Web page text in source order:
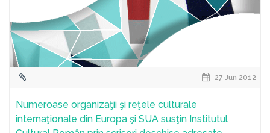
27 Jun 2012
Numeroase organizaţii şi reţele culturale
internaţionale din Europa şi SUA susţin Institutul